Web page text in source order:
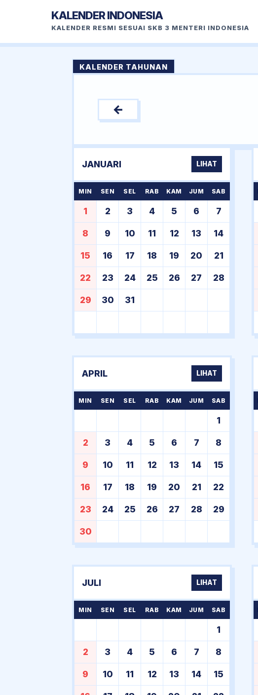
KALENDER INDONESIA
KALENDER RESMI SESUAI SKB 3 MENTERI INDONESIA
KALENDER TAHUNAN
←
JANUARI LIHAT
MIN SEN SEL RAB KAM JUM SAB
1 2 3 4 5 6 7
8 9 10 11 12 13 14
15 16 17 18 19 20 21
22 23 24 25 26 27 28
29 30 31
APRIL LIHAT
MIN SEN SEL RAB KAM JUM SAB
1
2 3 4 5 6 7 8
9 10 11 12 13 14 15
16 17 18 19 20 21 22
23 24 25 26 27 28 29
30
JULI LIHAT
MIN SEN SEL RAB KAM JUM SAB
1
2 3 4 5 6 7 8
9 10 11 12 13 14 15